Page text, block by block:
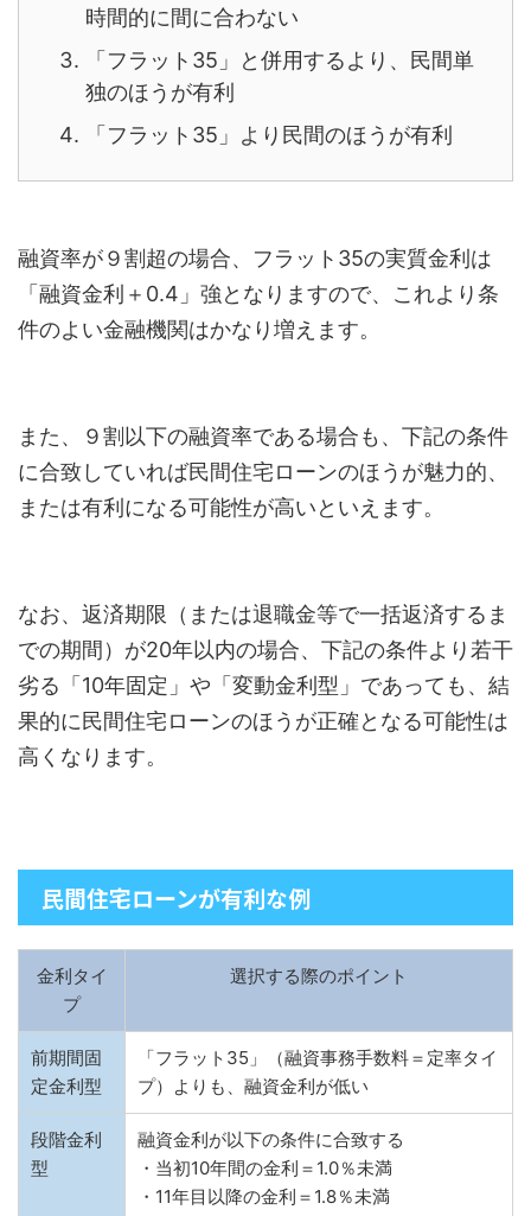
時間的に間に合わない
「フラット35」と併用するより、民間単
独のほうが有利
「フラット35」より民間のほうが有利
融資率が９割超の場合、フラット35の実質金利は
「融資金利＋0.4」強となりますので、これより条
件のよい金融機関はかなり増えます。
また、９割以下の融資率である場合も、下記の条件
に合致していれば民間住宅ローンのほうが魅力的、
または有利になる可能性が高いといえます。
なお、返済期限（または退職金等で一括返済するま
での期間）が20年以内の場合、下記の条件より若干
劣る「10年固定」や「変動金利型」であっても、結
果的に民間住宅ローンのほうが正確となる可能性は
高くなります。
民間住宅ローンが有利な例
金利タイ
プ
選択する際のポイント
前期間固
定金利型
「フラット35」（融資事務手数料＝定率タイ
プ）よりも、融資金利が低い
段階金利
型
融資金利が以下の条件に合致する
・当初10年間の金利＝1.0％未満
・11年目以降の金利＝1.8％未満